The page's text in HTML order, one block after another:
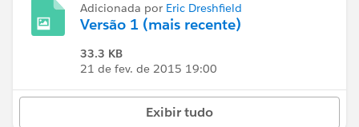
Adicionada por Eric Dreshfield
Versão 1 (mais recente)
33.3 KB
21 de fev. de 2015 19:00
Exibir tudo